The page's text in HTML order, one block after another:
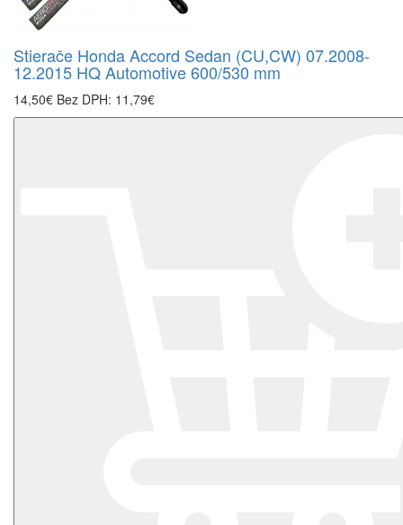
Stierače Honda Accord Sedan (CU,CW) 07.2008-
12.2015 HQ Automotive 600/530 mm
14,50€ Bez DPH: 11,79€